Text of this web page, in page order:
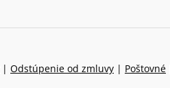
| Odstúpenie od zmluvy | Poštovné